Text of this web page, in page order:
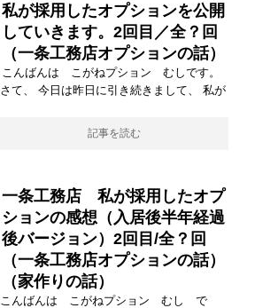
私が採用したオプションを公開
していきます。2回目／全？回
（一条工務店オプションの話）
こんばんは こがねプション むしです。
さて、 今日は昨日に引き続きまして、 私が
記事を読む
一条工務店 私が採用したオプ
ションの感想（入居後半年経過
後バージョン）2回目/全？回
（一条工務店オプションの話）
（家作りの話）
こんばんは こがねプション むし で